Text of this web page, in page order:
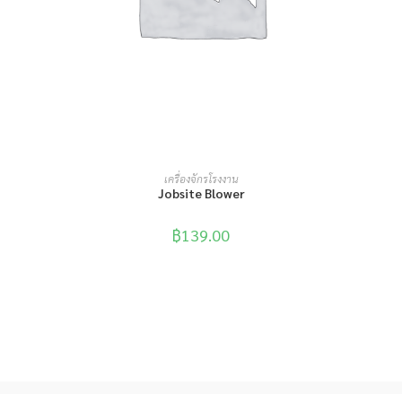
หยิบใส่ตะกร้า
เครื่องจักรโรงงาน
Jobsite Blower
฿139.00